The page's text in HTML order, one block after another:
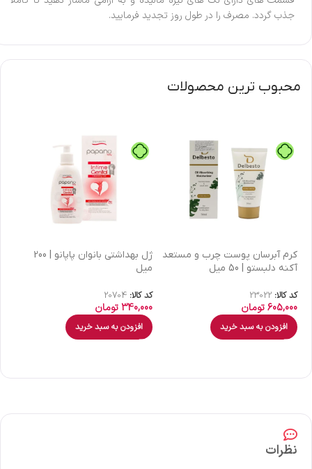
جذب گردد. مصرف را در طول روز تجدید فرمایید.
محبوب ترین محصولات
كرم آبرسان پوست چرب و مستعد
آکنه دلبستو | 50 میل
کد کالا: 23022
605,000تومان
افزودن به سبد خرید
ژل بهداشتی بانوان پاپانو | 200
میل
کد کالا: 20704
340,000تومان
افزودن به سبد خرید
نظرات